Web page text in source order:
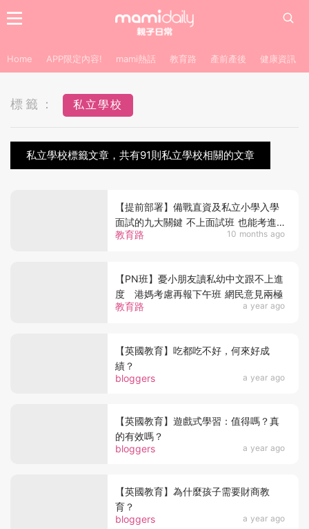
Home APP限定內容! mami熱話 教育路 產前產後 健康資訊
標籤： 私立學校
私立學校標籤文章，共有91則私立學校相關的文章
教育路 10 months ago
【提前部署】備戰直資及私立小學入學
面試的九大關鍵 不上面試班 也能考進
熱門學校
教育路 a year ago
【PN班】憂小朋友讀私幼中文跟不上進
度 港媽考慮再報下午班 網民意見兩極
bloggers a year ago
【英國教育】吃都吃不好，何來好成
績？
bloggers a year ago
【英國教育】遊戲式學習：值得嗎？真
的有效嗎？
bloggers a year ago
【英國教育】為什麼孩子需要財商教
育？